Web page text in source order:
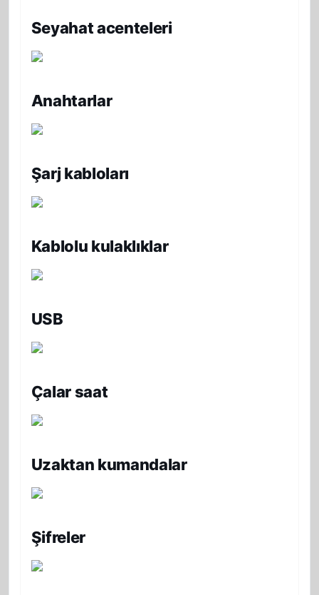
Seyahat acenteleri
Anahtarlar
Şarj kabloları
Kablolu kulaklıklar
USB
Çalar saat
Uzaktan kumandalar
Şifreler